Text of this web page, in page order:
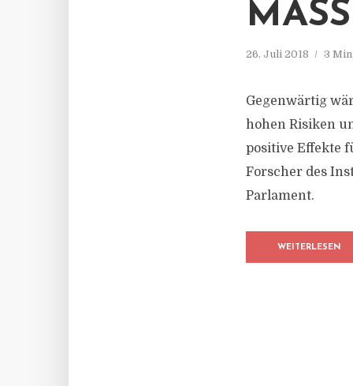
26. Juli 2018 3
Gegenwärtig
hohen Risiken
positive Effekte
Forscher des
Parlament.
WEITERLESEN